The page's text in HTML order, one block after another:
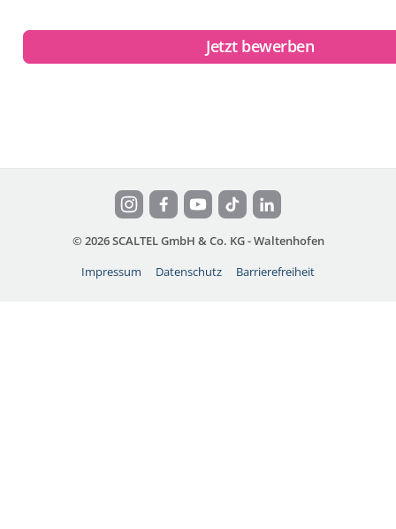
Jetzt bewerben
© 2026 SCALTEL GmbH & Co. KG - Waltenhofen
Impressum
Datenschutz Barrierefreiheit